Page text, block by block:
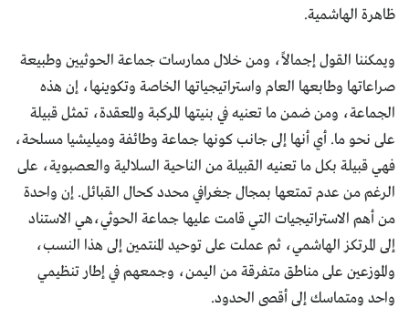
ظاهرة الهاشمية.
ويمكننا القول إجمالاً، ومن خلال ممارسات جماعة الحوثيين وطبيعة
صراعاتها وطابعها العام واستراتيجياتها الخاصة وتكوينها، إن هذه
الجماعة، ومن ضمن ما تعنيه في بنيتها المركبة والمعقدة، تمثل قبيلة
على نحو ما. أي أنها إلى جانب كونها جماعة وطائفة وميليشيا مسلحة،
فهي قبيلة بكل ما تعنيه القبيلة من الناحية السلالية والعصبوية، على
الرغم من عدم تمتعها بمجال جغرافي محدد كحال القبائل. إن واحدة
من أهم الاستراتيجيات التي قامت عليها جماعة الحوثي،هي الاستناد
إلى المرتكز الهاشمي، ثم عملت على توحيد المنتمين إلى هذا النسب،
والموزعين على مناطق متفرقة من اليمن، وجمعهم في إطار تنظيمي
واحد ومتماسك إلى أقصى الحدود.